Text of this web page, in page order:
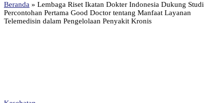
Beranda » Lembaga Riset Ikatan Dokter Indonesia Dukung Studi
Percontohan Pertama Good Doctor tentang Manfaat Layanan
Telemedisin dalam Pengelolaan Penyakit Kronis